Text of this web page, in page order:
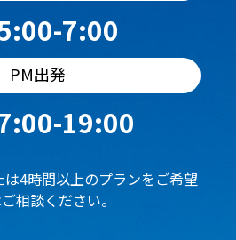
7:00
PM出発
19:00
は4時間以上のプランをご希望
相談ください。